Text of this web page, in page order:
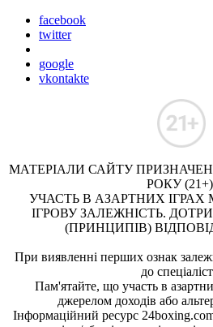
facebook
twitter
google
vkontakte
МАТЕРІАЛИ САЙТУ
РОКУ
УЧАСТЬ В АЗАРТНИХ
ІГРОВУ ЗАЛЕЖНІСТЬ.
(ПРИНЦИПІВ)
При виявленні перших ознак
до
Пам'ятайте, що участь в
джерелом доходів або
Інформаційний ресурс